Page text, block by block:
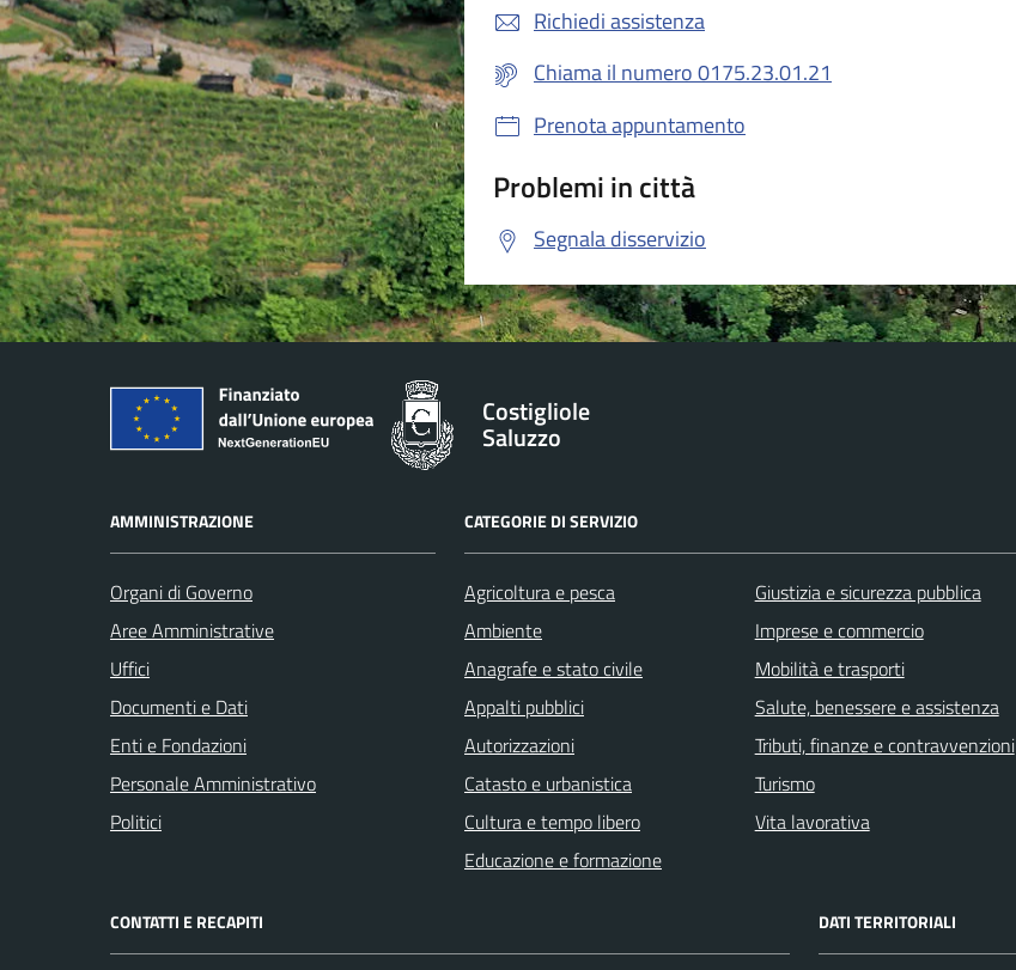
Richiedi assistenza
Chiama il numero 0175.23.01.21
Prenota appuntamento
Problemi in città
Segnala disservizio
Costigliole
Saluzzo
AMMINISTRAZIONE
Organi di Governo
Aree Amministrative
Uffici
Documenti e Dati
Enti e Fondazioni
Personale Amministrativo
Politici
CATEGORIE DI SERVIZIO
Agricoltura e pesca
Ambiente
Anagrafe e stato civile
Appalti pubblici
Autorizzazioni
Catasto e urbanistica
Cultura e tempo libero
Educazione e formazione
Giustizia e sicurezza pubblica
Imprese e commercio
Mobilità e trasporti
Salute, benessere e assistenza
Tributi, finanze e contravvenzioni
Turismo
Vita lavorativa
CONTATTI E RECAPITI DATI TERRITORIALI